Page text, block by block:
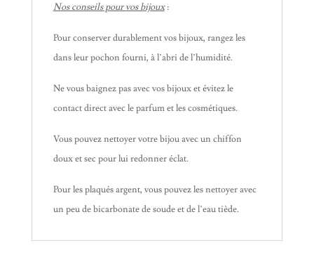
Nos conseils pour vos bijoux :
Pour conserver durablement vos bijoux, rangez les
dans leur pochon fourni, à l’abri de l’humidité.
Ne vous baignez pas avec vos bijoux et évitez le
contact direct avec le parfum et les cosmétiques.
Vous pouvez nettoyer votre bijou avec un chiffon
doux et sec pour lui redonner éclat.
Pour les plaqués argent, vous pouvez les nettoyer avec
un peu de bicarbonate de soude et de l’eau tiède.